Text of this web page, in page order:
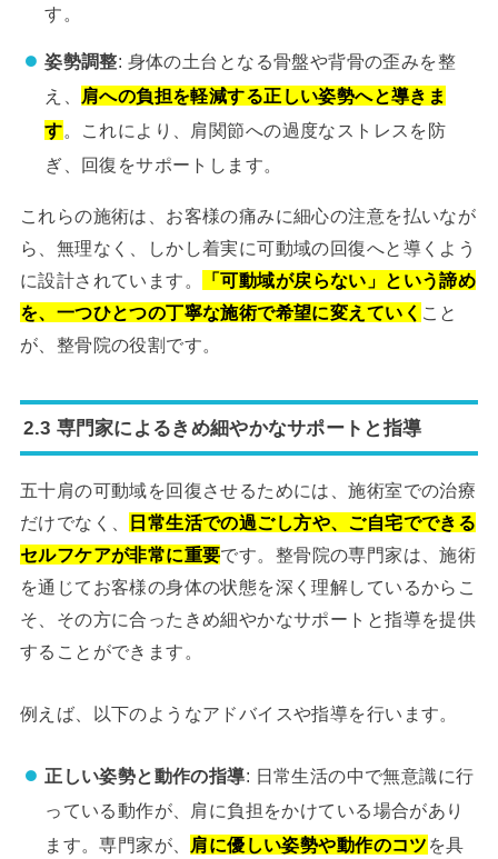
す。
姿勢調整: 身体の土台となる骨盤や背骨の歪みを整
え、
肩への負担を軽減する正しい姿勢へと導きま
す。これにより、肩関節への過度なストレスを防
ぎ、回復をサポートします。
これらの施術は、お客様の痛みに細心の注意を払いなが
ら、無理なく、しかし着実に可動域の回復へと導くよう
に設計されています。
「可動域が戻らない」という諦め
を、一つひとつの丁寧な施術で希望に変えていく こと
が、整骨院の役割です。
2.3 専門家によるきめ細やかなサポートと指導
五十肩の可動域を回復させるためには、施術室での治療
だけでなく、
日常生活での過ごし方や、ご自宅でできる
セルフケアが非常に重要です。整骨院の専門家は、施術
を通じてお客様の身体の状態を深く理解しているからこ
そ、その方に合ったきめ細やかなサポートと指導を提供
することができます。
例えば、以下のようなアドバイスや指導を行います。
正しい姿勢と動作の指導: 日常生活の中で無意識に行
っている動作が、肩に負担をかけている場合があり
ます。専門家が、 肩に優しい姿勢や動作のコツ を具